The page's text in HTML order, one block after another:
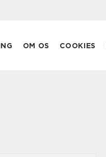
OM OS COOKIES